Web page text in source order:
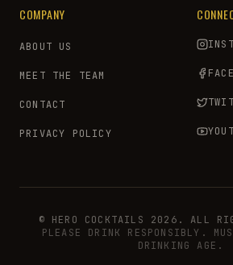
COMPANY
ABOUT US
MEET THE TEAM
CONTACT
PRIVACY POLICY
© HERO COCKTAILS 2026. ALL
PLEASE DRINK RESPONSIBLY.
DRINKING AGE.